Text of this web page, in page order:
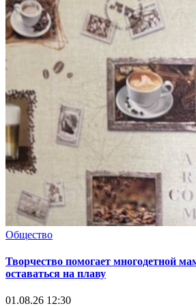
Общество
Творчество помогает многодетной
оставаться на плаву
01.08.26 12:30